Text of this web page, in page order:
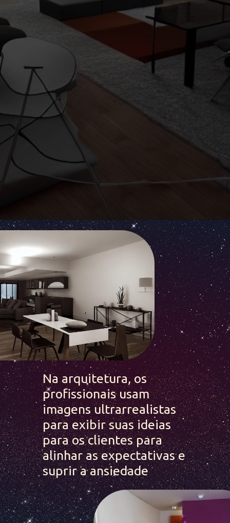
Na arquitetura, os
profissionais usam
imagens ultrarrealistas
para exibir suas ideias
para os clientes para
alinhar as expectativas e
suprir a ansiedade